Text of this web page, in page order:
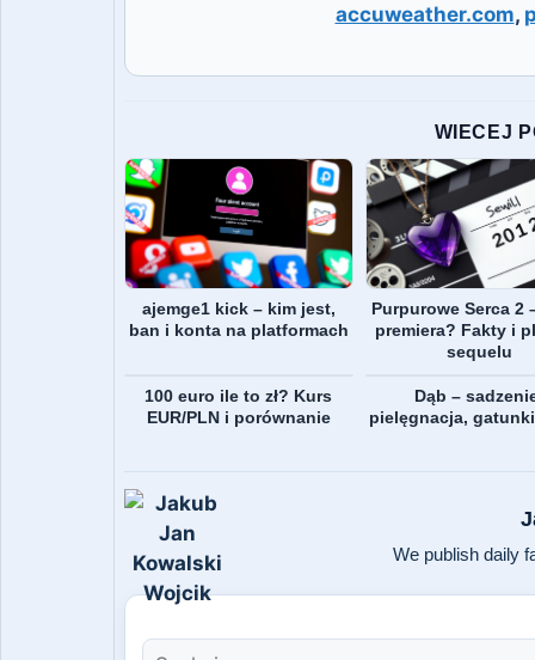
accuweather.com,
WIECEJ
ajemge1 kick – kim jest,
ban i konta na platformach
Purpurowe Serca 2
premiera? Fakty i
sequelu
100 euro ile to zł? Kurs
EUR/PLN i porównanie
Dąb –
pielęgnacja,
We publish daily